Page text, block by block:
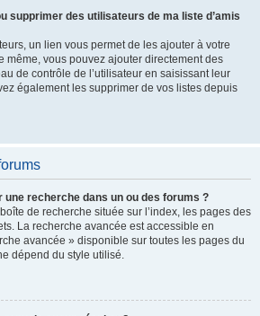
supprimer des utilisateurs de ma liste d’amis
un lien vous permet de les ajouter à votre
même, vous pouvez ajouter directement des
de contrôle de l’utilisateur en saisissant leur
également les supprimer de vos listes depuis
recherche dans un ou des forums ?
de recherche située sur l’index, les pages des
La recherche avancée est accessible en
avancée » disponible sur toutes les pages du
dépend du style utilisé.